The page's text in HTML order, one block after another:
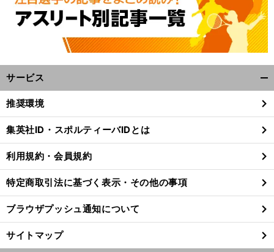
サービス
閉
る
推奨環境
集英社ID・スポルティーバIDとは
利用規約・会員規約
特定商取引法に基づく表示・その他の事項
ブラウザプッシュ通知について
サイトマップ